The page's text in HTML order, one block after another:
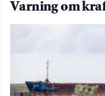
Varning om